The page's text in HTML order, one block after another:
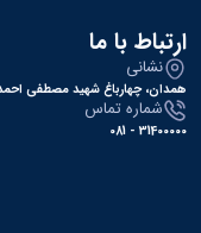
ارتباط با ما
نشانی
همدان، چهارباغ شهید مصطفی
شماره تماس
31400000 - 081